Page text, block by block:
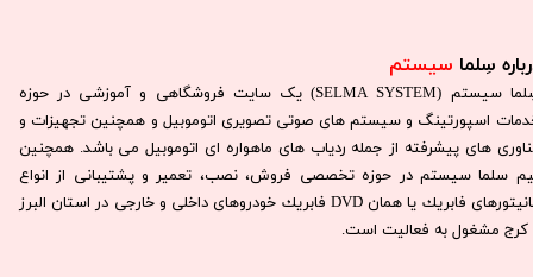
سِلما سیستم​​​​​​​
سِلما سيستم (SELMA SYSTEM) یک سایت فروشگاهی و آموزشی در حوزه
اسپورتینگ و سیستم های صوتی تصویری اتوموبیل و همچنین تجهیزات و
های پیشرفته از جمله ردیاب های ماهواره ای اتوموبیل می باشد. همچنين
سلما سيستم در حوزه تخصصی فروش، نصب، تعمير و پشتيبانی از انواع
مانيتورهای فابريك يا همان DVD فابريك خودروهای داخلی و خارجی در استان البرز
كرج مشغول به فعاليت است.​​​​​​​